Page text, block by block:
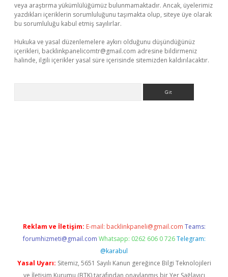
veya araştırma yükümlülüğümüz bulunmamaktadır. Ancak, üyelerimiz
yazdıkları içeriklerin sorumluluğunu taşımakta olup, siteye üye olarak
bu sorumluluğu kabul etmiş sayılırlar.
Hukuka ve yasal düzenlemelere aykırı olduğunu düşündüğünüz
içerikleri, backlinkpanelicomtr@gmail.com adresine bildirmeniz
halinde, ilgili içerikler yasal süre içerisinde sitemizden kaldırılacaktır.
Reklam ve İletişim: E-mail: backlinkpaneli@gmail.com Teams:
forumhizmeti@gmail.com Whatsapp: 0262 606 0 726 Telegram:
@karabul
Yasal Uyarı: Sitemiz, 5651 Sayılı Kanun gereğince Bilgi Teknolojileri
ve İletişim Kurumu (BTK) tarafından onaylanmış bir Yer Sağlayıcı